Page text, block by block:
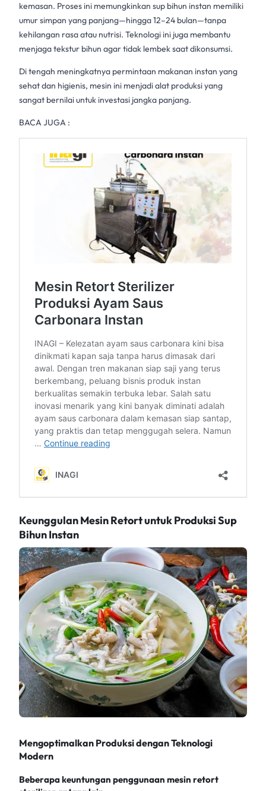
kemasan. Proses ini memungkinkan sup bihun instan memiliki
umur simpan yang panjang—hingga 12–24 bulan—tanpa
kehilangan rasa atau nutrisi. Teknologi ini juga membantu
menjaga tekstur bihun agar tidak lembek saat dikonsumsi.
Di tengah meningkatnya permintaan makanan instan yang
sehat dan higienis, mesin ini menjadi alat produksi yang
sangat bernilai untuk investasi jangka panjang.
BACA JUGA :
Keunggulan Mesin Retort untuk Produksi Sup
Bihun Instan
Mengoptimalkan Produksi dengan Teknologi
Modern
Beberapa keuntungan penggunaan mesin retort